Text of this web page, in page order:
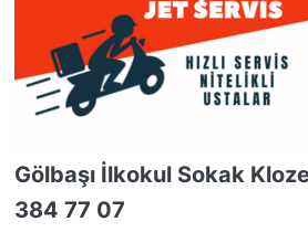
Gölbaşı İlkokul Sokak
384 77 07